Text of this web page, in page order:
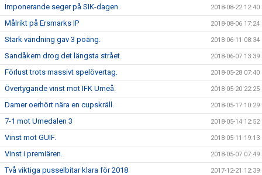
Imponerande seger på SIK-dagen. 2018-08-22 12:40
Målrikt på Ersmarks IP 2018-08-06 17:24
Stark vändning gav 3 poäng. 2018-06-11 08:34
Sandåkern drog det längsta strået. 2018-06-07 13:39
Förlust trots massivt spelövertag. 2018-05-28 07:40
Övertygande vinst mot IFK Umeå. 2018-05-20 22:25
Damer oerhört nära en cupskräll. 2018-05-17 10:29
7-1 mot Umedalen 3 2018-05-14 12:52
Vinst mot GUIF. 2018-05-11 19:13
Vinst i premiären. 2018-05-07 07:49
Två viktiga pusselbitar klara för 2018 2017-12-21 12:39